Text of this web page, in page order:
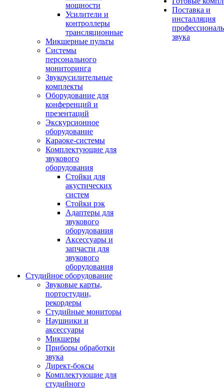
мощности
Усилители и
контроллеры
трансляционные
Микшерные пульты
Системы
персонального
мониторинга
Звукоусилительные
комплекты
Оборудование для
конференций и
презентаций
Экскурсионное
оборудование
Караоке-системы
Комплектующие для
звукового
оборудования
Стойки для
акустических
систем
Стойки рэк
Адаптеры для
звукового
оборудования
Аксессуары и
запчасти для
звукового
оборудования
Студийное оборудование
Звуковые карты,
портостудии,
рекордеры
Студийные мониторы
Наушники и
аксессуары
Микшеры
Приборы обработки
звука
Директ-боксы
Комплектующие для
студийного
Поставка и
инсталляция
звука